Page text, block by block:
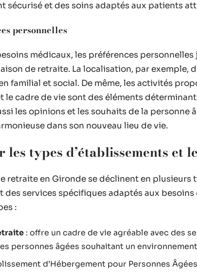
sécurisé et des soins adaptés aux patients
personnelles
médicaux, les préférences
de retraite. La localisation, par exemple,
familial et social. De même, les activités
le cadre de vie sont des éléments
les opinions et les souhaits de la personne
dans son nouveau lieu de vie.
les types d’établissements et
retraite en Gironde se déclinent en plusieurs
des services spécifiques adaptés aux besoins
:
: offre un cadre de vie agréable avec des
personnes âgées souhaitant un
d’Hébergement pour Personnes